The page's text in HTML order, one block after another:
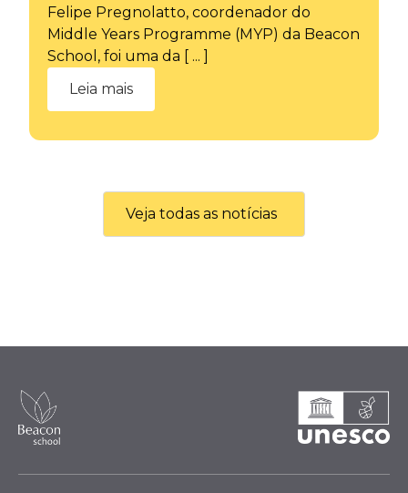
Felipe Pregnolatto, coordenador do
Middle Years Programme (MYP) da Beacon
School, foi uma da [ ... ]
Leia mais
Veja todas as notícias